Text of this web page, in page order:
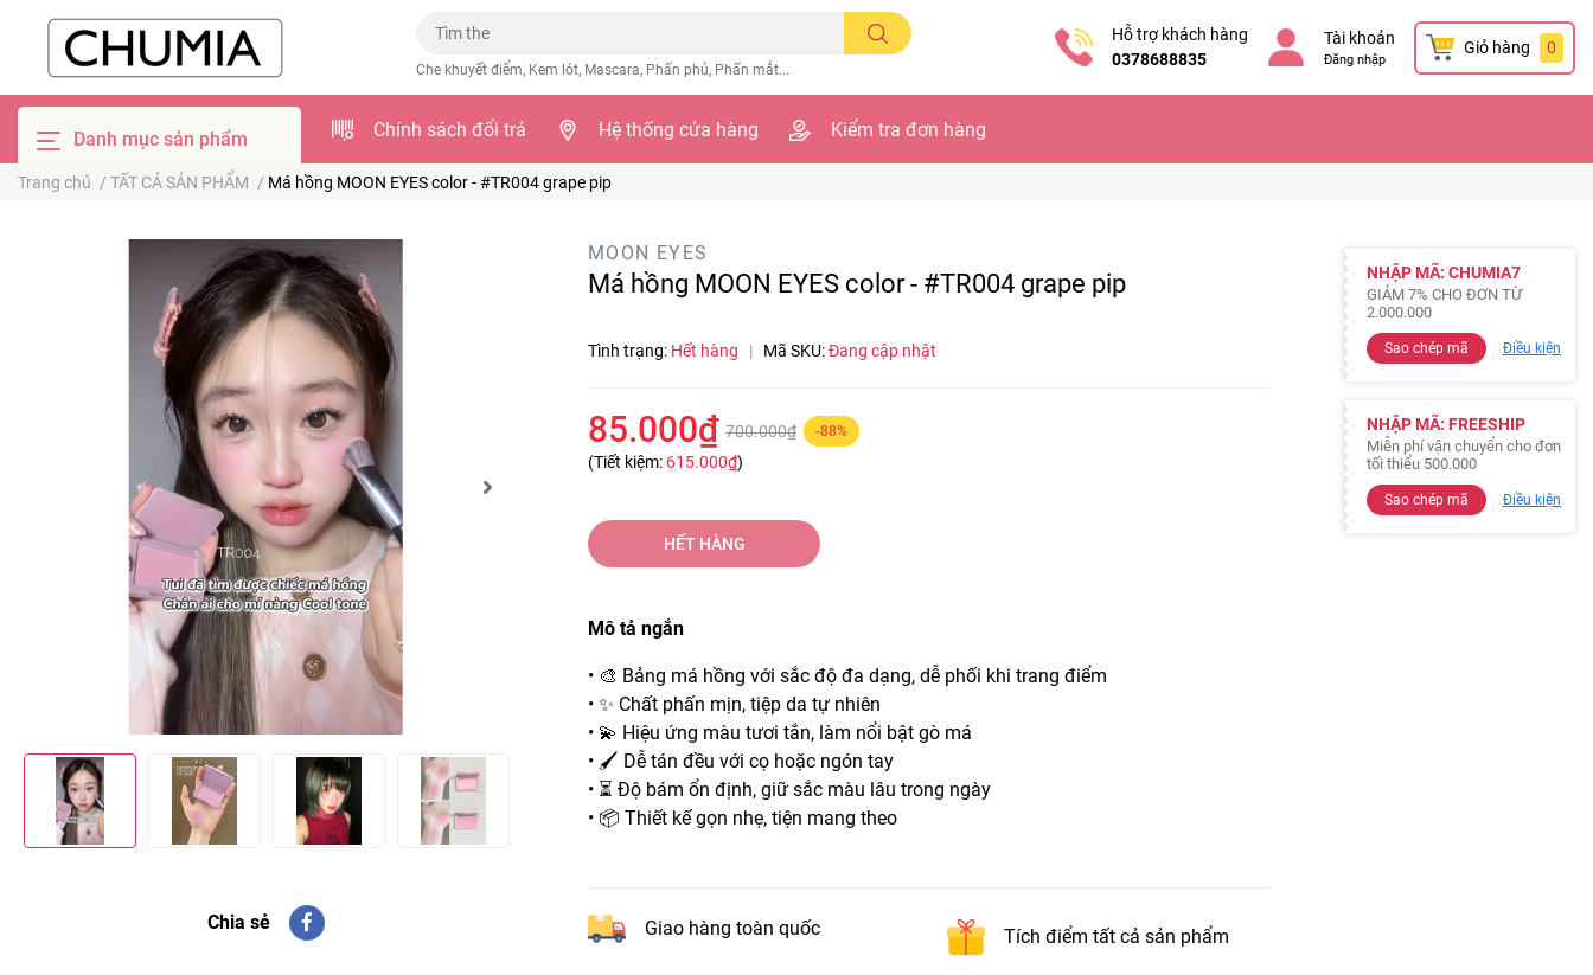
Che khuyết điểm, Kem lót, Mascara, Phấn phủ, Phấn mắt...
Hỗ trợ khách hàng
0378688835
Tài khoản
Đăng nhập
Giỏ hàng 0
Danh mục sản phẩm Chính sách đổi trả Hệ thống cửa hàng Kiểm tra đơn hàng
Trang chủ / TẤT CẢ SẢN PHẨM / Má hồng MOON EYES color - #TR004 grape pip
Chia sẻ
MOON EYES
Má hồng MOON EYES color - #TR004 grape pip
Tình trạng: Hết hàng | Mã SKU:Đang cập nhật
85.000₫ 700.000₫ -88%
(Tiết kiệm: 615.000₫)
HẾT HÀNG
Mô tả ngắn
• 🎨 Bảng má hồng với sắc độ đa dạng, dễ phối khi trang điểm
• ✨ Chất phấn mịn, tiệp da tự nhiên
• 💫 Hiệu ứng màu tươi tắn, làm nổi bật gò má
• 🖌️ Dễ tán đều với cọ hoặc ngón tay
• ⏳ Độ bám ổn định, giữ sắc màu lâu trong ngày
• 📦 Thiết kế gọn nhẹ, tiện mang theo
Giao hàng toàn quốc Tích điểm tất cả sản phẩm
NHẬP MÃ: CHUMIA7
GIẢM 7% CHO ĐƠN TỪ
2.000.000
Sao chép mã Điều kiện
NHẬP MÃ: FREESHIP
Miễn phí vận chuyển cho đơn
tối thiểu 500.000
Sao chép mã Điều kiện